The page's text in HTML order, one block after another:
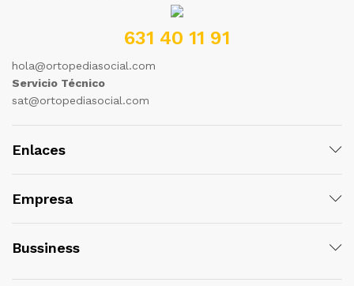
631 40 11 91
hola@ortopediasocial.com
Servicio Técnico
sat@ortopediasocial.com
Enlaces
Empresa
Bussiness